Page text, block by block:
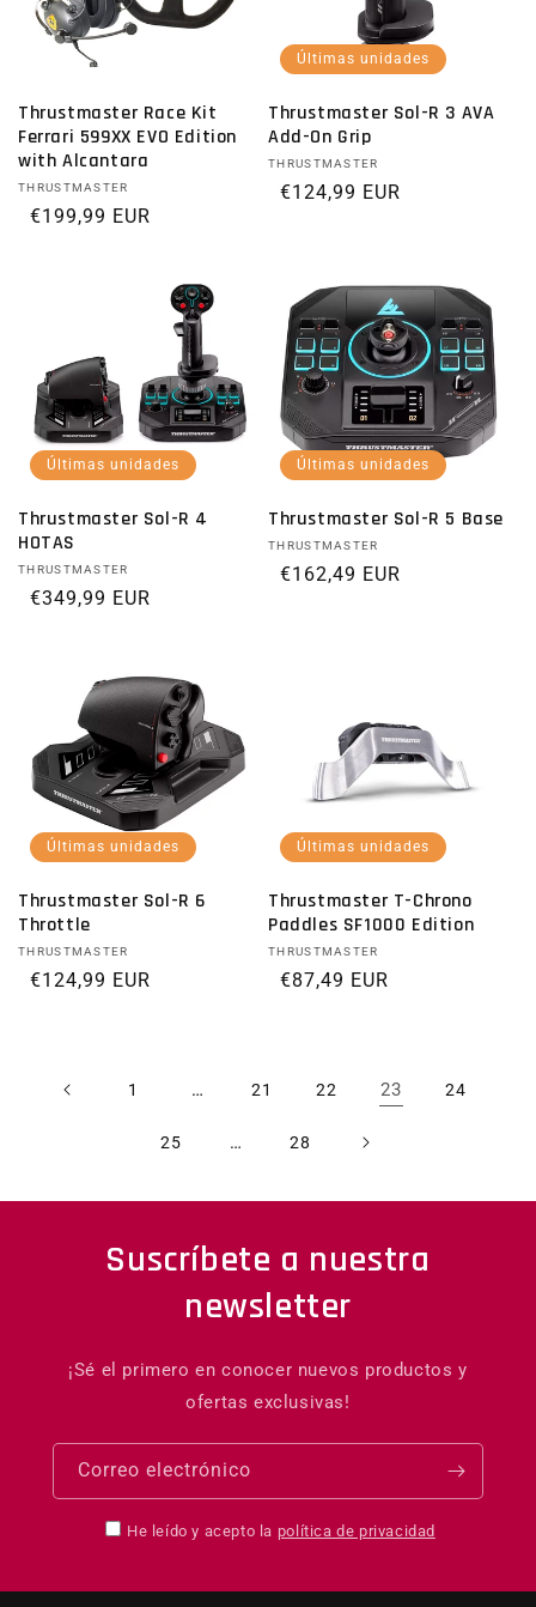
Thrustmaster Race Kit
Ferrari 599XX EVO Edition
with Alcantara
Proveedor:
THRUSTMASTER
Precio habitual
€199,99 EUR
Últimas unidades
Thrustmaster Sol-R 3 AVA
Add-On Grip
Proveedor:
THRUSTMASTER
Precio habitual
€124,99 EUR
Últimas unidades
Thrustmaster Sol-R 4
HOTAS
Proveedor:
THRUSTMASTER
Precio habitual
€349,99 EUR
Últimas unidades
Thrustmaster Sol-R 5 Base
Proveedor:
THRUSTMASTER
Precio habitual
€162,49 EUR
Últimas unidades
Thrustmaster Sol-R 6
Throttle
Proveedor:
THRUSTMASTER
Precio habitual
€124,99 EUR
Últimas unidades
Thrustmaster T-Chrono
Paddles SF1000 Edition
Proveedor:
THRUSTMASTER
Precio habitual
€87,49 EUR
1 … 21 22 23 24
25 … 28
Suscríbete a nuestra
newsletter
¡Sé el primero en conocer nuevos productos y
ofertas exclusivas!
Correo electrónico
He leído y acepto la política de privacidad